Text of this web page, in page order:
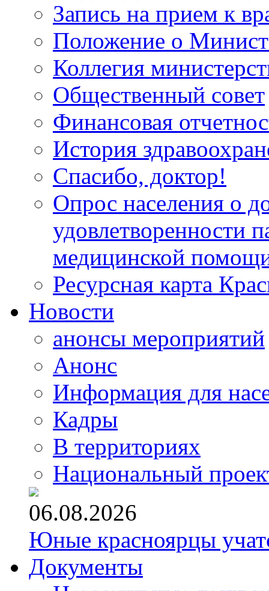
Запись на прием к
Положение о
Коллегия
Общественный совет
Финансовая
История
Спасибо, доктор!
Опрос населения о
удовлетворенности
медицинской
Ресурсная карта
Новости
анонсы мероприятий
Анонс
Информация для
Кадры
В территориях
Национальный
06.08.2026
Юные красноярцы
Документы